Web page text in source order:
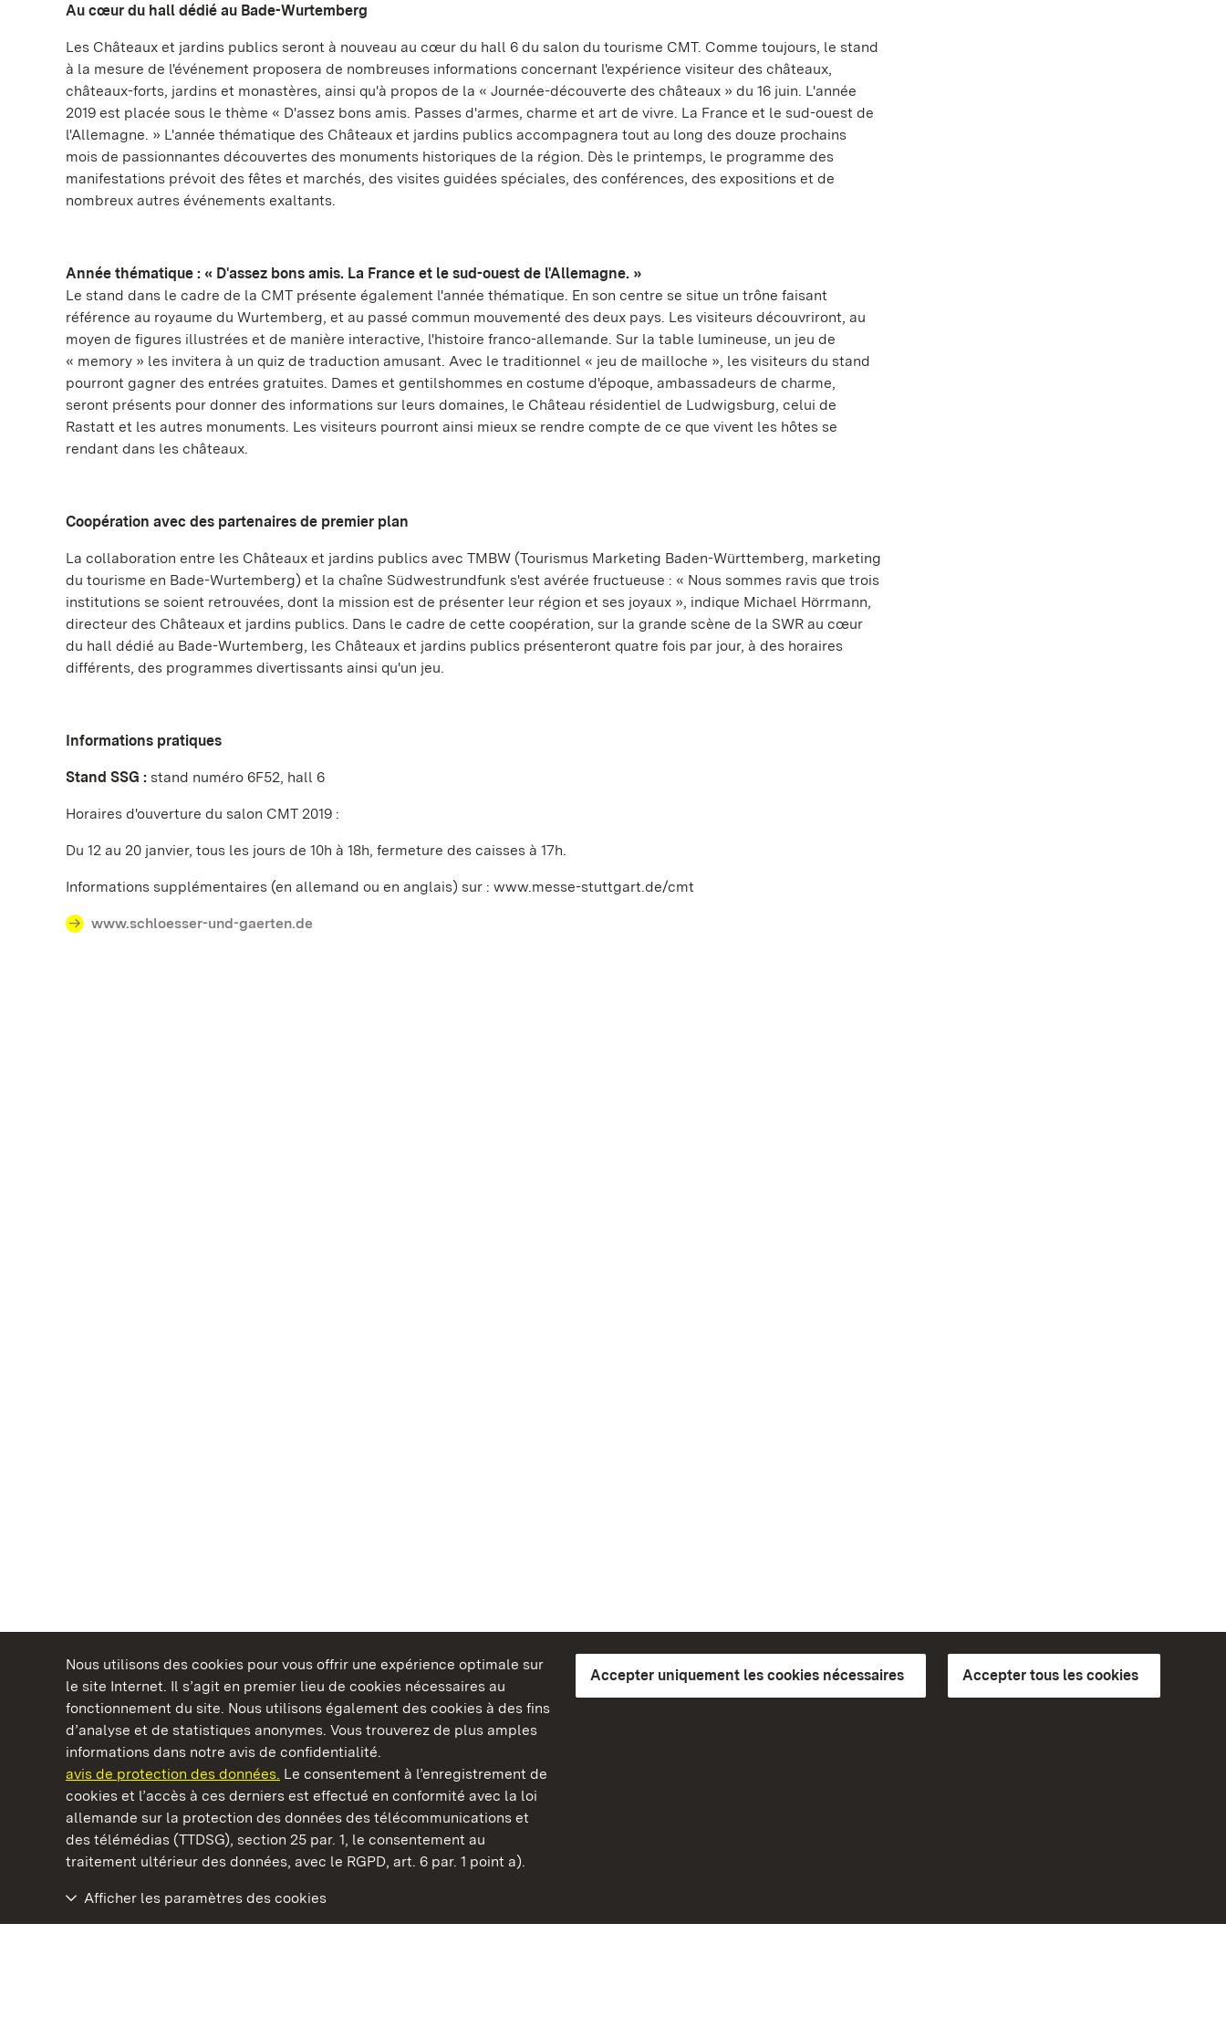
Nous utilisons des cookies pour vous offrir une expérience optimale sur
le site Internet. Il s’agit en premier lieu de cookies nécessaires au
fonctionnement du site. Nous utilisons également des cookies à des fins
d’analyse et de statistiques anonymes. Vous trouverez de plus amples
informations dans notre avis de confidentialité.
avis de protection des données. Le consentement à l’enregistrement de
cookies et l’accès à ces derniers est effectué en conformité avec la loi
allemande sur la protection des données des télécommunications et
des télémédias (TTDSG), section 25 par. 1, le consentement au
traitement ultérieur des données, avec le RGPD, art. 6 par. 1 point a).
Accepter uniquement les cookies nécessaires Accepter tous les cookies
Afficher les paramètres des cookies
Au cœur du hall dédié au Bade-Wurtemberg
Les Châteaux et jardins publics seront à nouveau au cœur du hall 6 du salon du tourisme CMT. Comme toujours, le stand
à la mesure de l'événement proposera de nombreuses informations concernant l'expérience visiteur des châteaux,
châteaux-forts, jardins et monastères, ainsi qu'à propos de la « Journée-découverte des châteaux » du 16 juin. L'année
2019 est placée sous le thème « D'assez bons amis. Passes d'armes, charme et art de vivre. La France et le sud-ouest de
l'Allemagne. » L'année thématique des Châteaux et jardins publics accompagnera tout au long des douze prochains
mois de passionnantes découvertes des monuments historiques de la région. Dès le printemps, le programme des
manifestations prévoit des fêtes et marchés, des visites guidées spéciales, des conférences, des expositions et de
nombreux autres événements exaltants.
Année thématique : « D'assez bons amis. La France et le sud-ouest de l'Allemagne. »
Le stand dans le cadre de la CMT présente également l'année thématique. En son centre se situe un trône faisant
référence au royaume du Wurtemberg, et au passé commun mouvementé des deux pays. Les visiteurs découvriront, au
moyen de figures illustrées et de manière interactive, l'histoire franco-allemande. Sur la table lumineuse, un jeu de
« memory » les invitera à un quiz de traduction amusant. Avec le traditionnel « jeu de mailloche », les visiteurs du stand
pourront gagner des entrées gratuites. Dames et gentilshommes en costume d'époque, ambassadeurs de charme,
seront présents pour donner des informations sur leurs domaines, le Château résidentiel de Ludwigsburg, celui de
Rastatt et les autres monuments. Les visiteurs pourront ainsi mieux se rendre compte de ce que vivent les hôtes se
rendant dans les châteaux.
Coopération avec des partenaires de premier plan
La collaboration entre les Châteaux et jardins publics avec TMBW (Tourismus Marketing Baden-Württemberg, marketing
du tourisme en Bade-Wurtemberg) et la chaîne Südwestrundfunk s'est avérée fructueuse : « Nous sommes ravis que trois
institutions se soient retrouvées, dont la mission est de présenter leur région et ses joyaux », indique Michael Hörrmann,
directeur des Châteaux et jardins publics. Dans le cadre de cette coopération, sur la grande scène de la SWR au cœur
du hall dédié au Bade-Wurtemberg, les Châteaux et jardins publics présenteront quatre fois par jour, à des horaires
différents, des programmes divertissants ainsi qu'un jeu.
Informations pratiques
Stand SSG : stand numéro 6F52, hall 6
Horaires d'ouverture du salon CMT 2019 :
Du 12 au 20 janvier, tous les jours de 10h à 18h, fermeture des caisses à 17h.
Informations supplémentaires (en allemand ou en anglais) sur : www.messe-stuttgart.de/cmt
www.schloesser-und-gaerten.de
Châteaux et jardins publics du Bade-Wurtemberg
Vestiges des bains romains de Badenweiler
BITV-konform (geprüfte Seiten)